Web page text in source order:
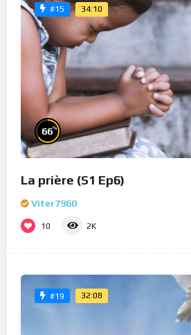
#15 34:10
66%
La prière (S1 Ep6)
Viter7960
10 2K
#19 32:08